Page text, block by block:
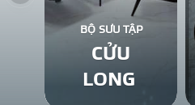
BỘ SƯU TẬP
CỬU
LONG